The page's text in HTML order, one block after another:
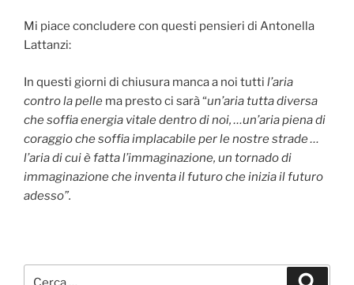
Mi piace concludere con questi pensieri di Antonella
Lattanzi:
In questi giorni di chiusura manca a noi tutti l’aria
contro la pelle ma presto ci sarà “un’aria tutta diversa
che soffia energia vitale dentro di noi, …un’aria piena di
coraggio che soffia implacabile per le nostre strade …
l’aria di cui è fatta l’immaginazione, un tornado di
immaginazione che inventa il futuro che inizia il futuro
adesso”.